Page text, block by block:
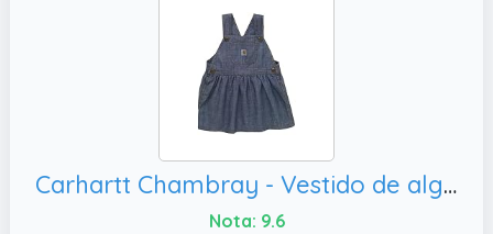
Carhartt Chambray - Vestido de algodón para bebé niña, 3 meses
Nota: 9.6